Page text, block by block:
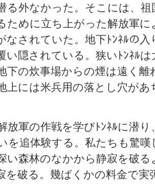
る外なかった。そこには、
ために立ち上がった解放軍
なされていた。地下ﾄﾝﾈﾙの
い隠されている。狭いﾄﾝﾈﾙ
下の炊事場からの煙は遠く
上には米兵用の落とし穴が
軍の作戦を学びﾄﾝﾈﾙに潜り
を追体験する。私たちも驚嘆
い森林のなかから静寂を破
を破る。幾ばくかの料金で実